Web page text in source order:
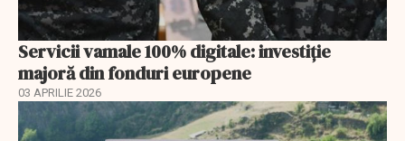
Servicii vamale 100% digitale: investiție
majoră din fonduri europene
03 APRILIE 2026